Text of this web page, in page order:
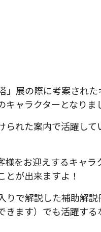
」展の際に考案され
ャラクターとなりま
れた案内で活躍し
をお迎えするキャラ
が出来ますよ！
りで解説した補助解
きます）でも活躍す